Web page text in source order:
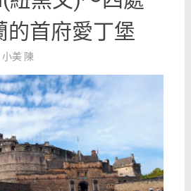
的首府愛丁堡
小美 陳